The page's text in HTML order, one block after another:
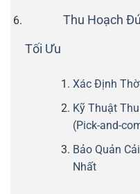
Thu Hoạch
Tối Ưu
Xác Định
Kỹ Thuật
(Pick-and-
Bảo Quản
Nhất